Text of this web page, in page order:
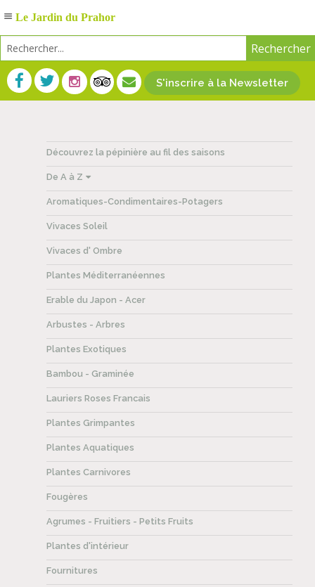
S'inscrire à la Newsletter
Découvrez la pépinière au fil des saisons
De A à Z
Aromatiques-Condimentaires-Potagers
Vivaces Soleil
Vivaces d' Ombre
Plantes Méditerranéennes
Erable du Japon - Acer
Arbustes - Arbres
Plantes Exotiques
Bambou - Graminée
Lauriers Roses Francais
Plantes Grimpantes
Plantes Aquatiques
Plantes Carnivores
Fougères
Agrumes - Fruitiers - Petits Fruits
Plantes d'intérieur
Fournitures
Le Jardin du Prahor